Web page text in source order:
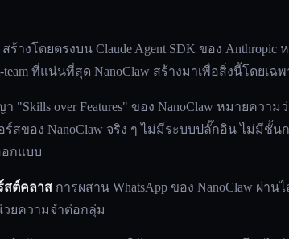
สร้างโดยตรงบน Claude Agent SDK ของ
team ที่แน่นที่สุด NanoClaw สร้างมาเพื่อสิ่งนี้โดยเฉพ
"Skills over Features" ของ NanoClaw หมายควา
อร์สของ NanoClaw จริง ๆ ไม่มีระบบปลั๊กอิน ไม่มีชั้
อกแบบ
สต์คลาส การผสาน WhatsApp ของ NanoClaw ผ่าน
ยความจำต่อกลุ่ม